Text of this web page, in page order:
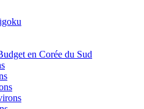
en Corée du Sud